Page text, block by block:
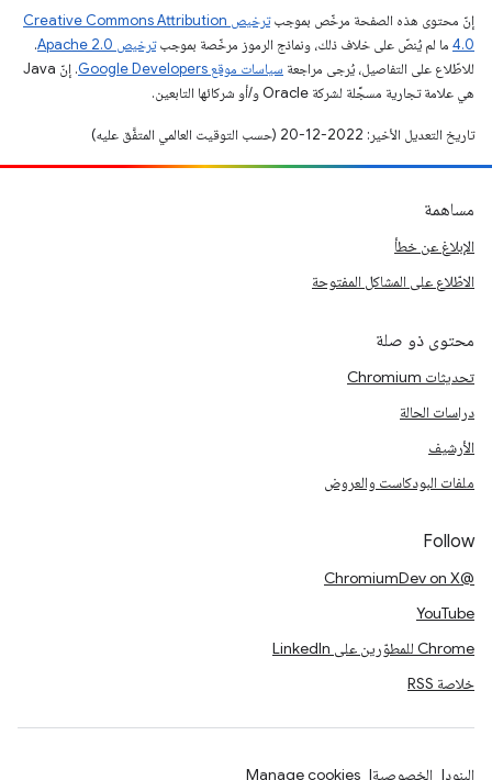
إنّ محتوى هذه الصفحة مرخّص بموجب
ترخيص Creative Commons Attribution
4.0‏ ما لم يُنصّ على خلاف ذلك، ونماذج الرموز مرخّصة بموجبترخيص Apache 2.0‏
.
للاطّلاع على التفاصيل، يُرجى مراجعة سياسات موقع Google Developers‏
. إنّ Java
هي علامة تجارية مسجَّلة لشركة Oracle و/أو شركائها التابعين.
تاريخ التعديل الأخير: 2022-12-20 (حسب التوقيت العالمي المتفَّق عليه)
مساهمة
الإبلاغ عن خطأ
الاطّلاع على المشاكل المفتوحة
محتوى ذو صلة
تحديثات Chromium
دراسات الحالة
الأرشيف
ملفات البودكاست والعروض
Follow
@ChromiumDev on X
YouTube
Chrome للمطوّرين على LinkedIn
خلاصة RSS
البنود الخصوصية Manage cookies